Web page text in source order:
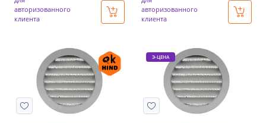
авторизованного
клиента
авторизованного
клиента
Э-ЦЕНА